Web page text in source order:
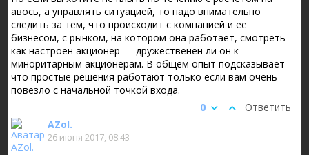
авось, а управлять ситуацией, то надо внимательно
следить за тем, что происходит с компанией и ее
бизнесом, с рынком, на котором она работает, смотреть
как настроен акционер — дружественен ли он к
миноритарным акционерам. В общем опыт подсказывает
что простые решения работают только если вам очень
повезло с начальной точкой входа.
Ответить
0
AZol.
26 июня 2017, 08:43